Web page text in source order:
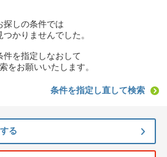
探しの条件では
つかりませんでした。
件を指定しなおして
をお願いいたします。
条件を指定し直して検索
る